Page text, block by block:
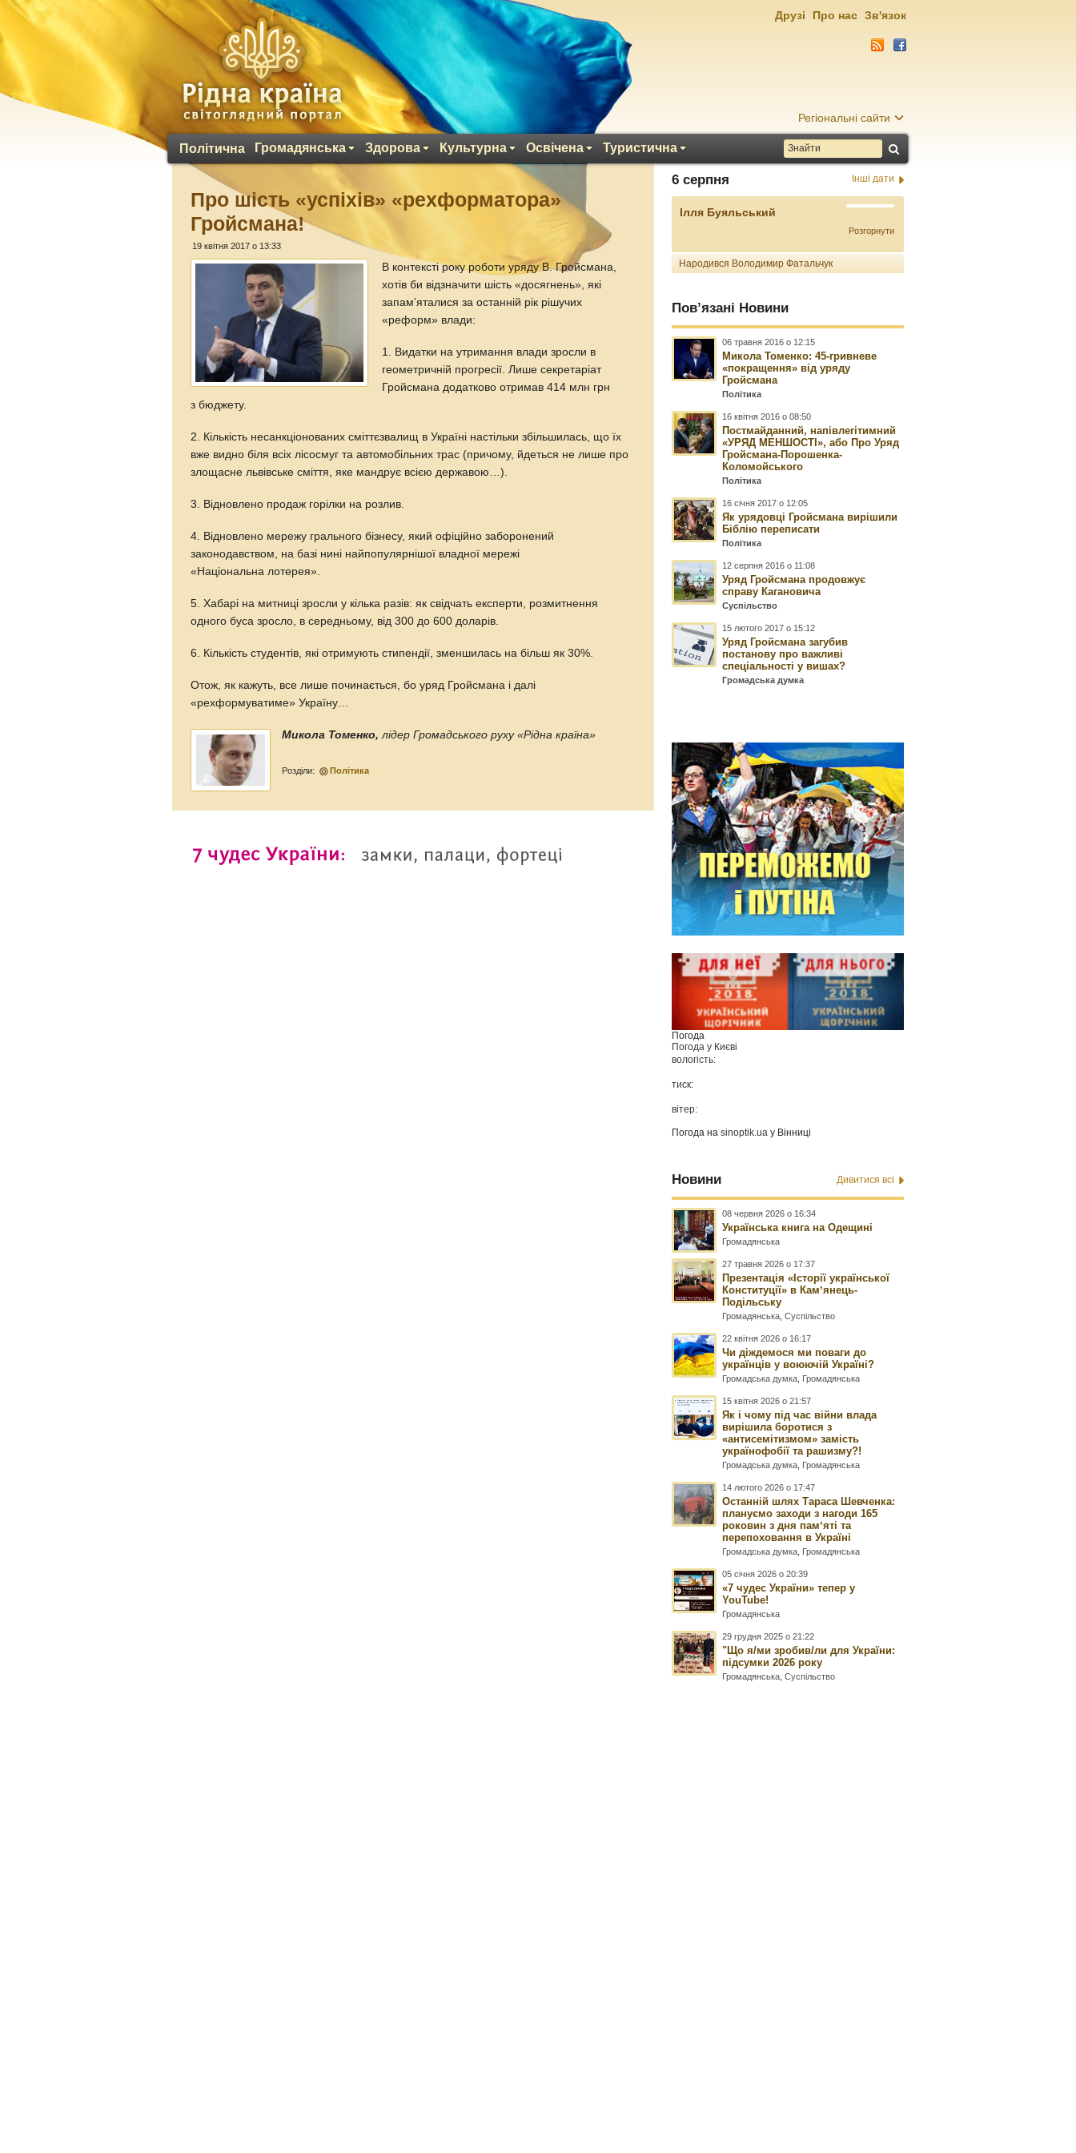
Регіональні сайти
Політична Громадянська Здорова Культурна Освічена Туристична
Друзі Про нас Зв'язок
Про шість «успіхів» «рехформатора»
Гройсмана!
19 квітня 2017 о 13:33
В контексті року роботи уряду В. Гройсмана,
хотів би відзначити шість «досягнень», які
запамʼяталися за останній рік рішучих
«реформ» влади:
1. Видатки на утримання влади зросли в
геометричній прогресії. Лише секретаріат
Гройсмана додатково отримав 414 млн грн
з бюджету.
2. Кількість несанкціонованих сміттєзвалищ в Україні настільки збільшилась, що їх
вже видно біля всіх лісосмуг та автомобільних трас (причому, йдеться не лише про
злощасне львівське сміття, яке мандрує всією державою…).
3. Відновлено продаж горілки на розлив.
4. Відновлено мережу грального бізнесу, який офіційно заборонений
законодавством, на базі нині найпопулярнішої владної мережі
«Національна лотерея».
5. Хабарі на митниці зросли у кілька разів: як свідчать експерти, розмитнення
одного буса зросло, в середньому, від 300 до 600 доларів.
6. Кількість студентів, які отримують стипендії, зменшилась на більш як 30%.
Отож, як кажуть, все лише починається, бо уряд Гройсмана і далі
«рехформуватиме» Україну…
Микола Томенко, лідер Громадського руху «Рідна країна»
Розділи: Політика
6 серпня Інші дати
Ілля Буяльський
Розгорнути
Народився Володимир Фатальчук
Пов’язані Новини
06 травня 2016 о 12:15
Микола Томенко: 45-гривневе
«покращення» від уряду
Гройсмана
Політика
16 квітня 2016 о 08:50
Постмайданний, напівлегітимний
«УРЯД МЕНШОСТІ», або Про Уряд
Гройсмана-Порошенка-
Коломойського
Політика
16 січня 2017 о 12:05
Як урядовці Гройсмана вирішили
Біблію переписати
Політика
12 серпня 2016 о 11:08
Уряд Гройсмана продовжує
справу Кагановича
Суспільство
15 лютого 2017 о 15:12
Уряд Гройсмана загубив
постанову про важливі
спеціальності у вишах?
Громадська думка
Погода
Погода у Києві
вологість:
тиск:
вітер:
Погода наsinoptik.ua у Вінниці
Новини Дивитися всі
08 червня 2026 о 16:34
Українська книга на Одещині
Громадянська
27 травня 2026 о 17:37
Презентація «Історії української
Конституції» в Камʼянець-
Подільську
Громадянська ,Суспільство
22 квітня 2026 о 16:17
Чи діждемося ми поваги до
українців у воюючій Україні?
Громадська думка Громадянська
15 квітня 2026 о 21:57
Як і чому під час війни влада
вирішила боротися з
«антисемітизмом» замість
українофобії та рашизму?!
Громадська думка Громадянська
14 лютого 2026 о 17:47
Останній шлях Тараса Шевченка:
плануємо заходи з нагоди 165
роковин з дня памʼяті та
перепоховання в Україні
Громадська думка Громадянська
05 січня 2026 о 20:39
«7 чудес України» тепер у
YouTube!
Громадянська
29 грудня 2025 о 21:22
"Що я/ми зробив/ли для України:
підсумки 2026 року
Громадянська ,Суспільство